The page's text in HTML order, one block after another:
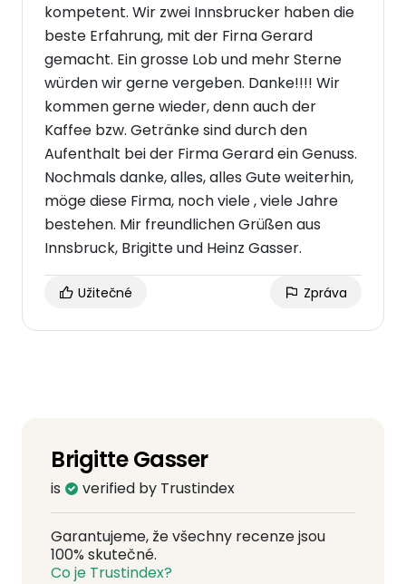
kompetent. Wir zwei Innsbrucker haben die
beste Erfahrung, mit der Firna Gerard
gemacht. Ein grosse Lob und mehr Sterne
würden wir gerne vergeben. Danke!!!! Wir
kommen gerne wieder, denn auch der
Kaffee bzw. Getränke sind durch den
Aufenthalt bei der Firma Gerard ein Genuss.
Nochmals danke, alles, alles Gute weiterhin,
möge diese Firma, noch viele , viele Jahre
bestehen. Mir freundlichen Grüßen aus
Innsbruck, Brigitte und Heinz Gasser.
Užitečné Zpráva
Brigitte Gasser
is verified by Trustindex
Garantujeme, že všechny recenze jsou
100% skutečné.
Co je Trustindex?